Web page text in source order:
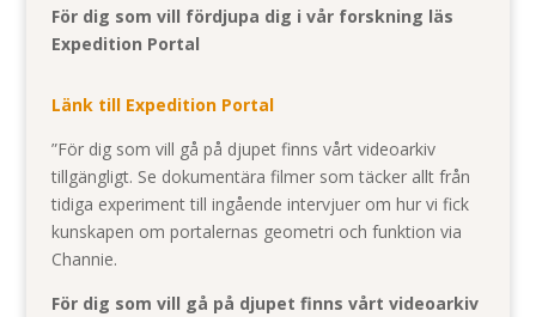
För dig som vill fördjupa dig i vår forskning läs
Expedition Portal
Länk till Expedition Portal
”För dig som vill gå på djupet finns vårt videoarkiv
tillgängligt. Se dokumentära filmer som täcker allt från
tidiga experiment till ingående intervjuer om hur vi fick
kunskapen om portalernas geometri och funktion via
Channie.
För dig som vill gå på djupet finns vårt videoarkiv